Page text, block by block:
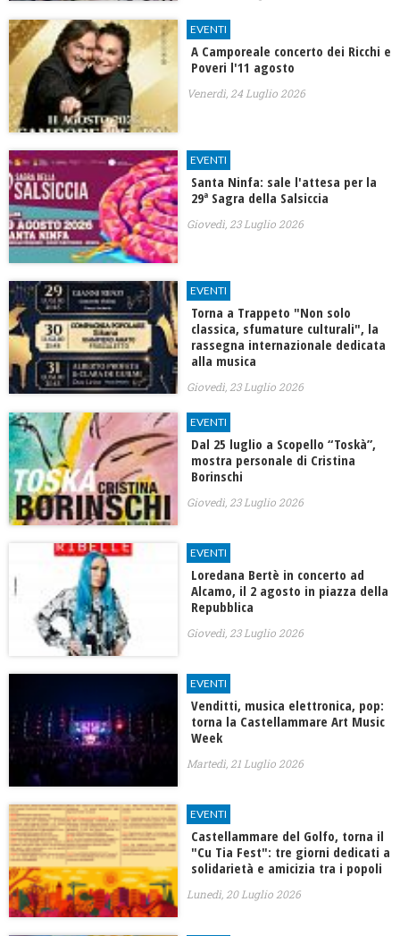
EVENTI
A Camporeale concerto dei Ricchi e
Poveri l'11 agosto
Venerdì, 24 Luglio 2026
EVENTI
Santa Ninfa: sale l'attesa per la
29ª Sagra della Salsiccia
Giovedì, 23 Luglio 2026
EVENTI
Torna a Trappeto "Non solo
classica, sfumature culturali", la
rassegna internazionale dedicata
alla musica
Giovedì, 23 Luglio 2026
EVENTI
Dal 25 luglio a Scopello “Toskà”,
mostra personale di Cristina
Borinschi
Giovedì, 23 Luglio 2026
EVENTI
Loredana Bertè in concerto ad
Alcamo, il 2 agosto in piazza della
Repubblica
Giovedì, 23 Luglio 2026
EVENTI
Venditti, musica elettronica, pop:
torna la Castellammare Art Music
Week
Martedì, 21 Luglio 2026
EVENTI
Castellammare del Golfo, torna il
"Cu Tia Fest": tre giorni dedicati a
solidarietà e amicizia tra i popoli
Lunedì, 20 Luglio 2026